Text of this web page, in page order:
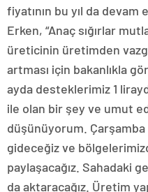
fiyatının bu yıl da
Erken, “Anaç sığırlar
üreticinin üretimden
artması için bakanlıkla
ayda desteklerimiz 1
ile olan bir şey ve umut
düşünüyorum. Çarşamba
gideceğiz ve
paylaşacağız. Sahadaki
da aktaracağız. Üretim